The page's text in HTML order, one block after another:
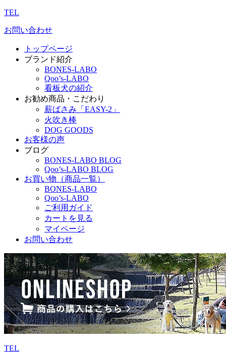
TEL
お問い合わせ
トップページ
ブランド紹介
BONES-LABO
Qoo’s-LABO
看板犬の紹介
お勧め商品・こだわり
薪ばさみ「EASY-2」
火吹き棒
DOG GOODS
お客様の声
ブログ
BONES-LABO BLOG
Qoo’s-LABO BLOG
お買い物（商品一覧）
BONES-LABO
Qoo’s-LABO
ご利用ガイド
カートを見る
マイページ
お問い合わせ
TEL